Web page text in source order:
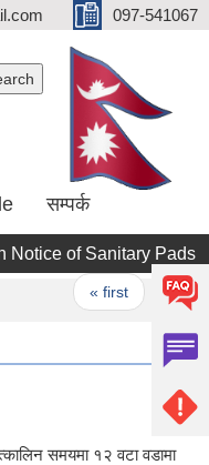
097-541067
सम्पर्क
of Sanitary Pads
‹ previous
समयमा १२ वटा वडामा